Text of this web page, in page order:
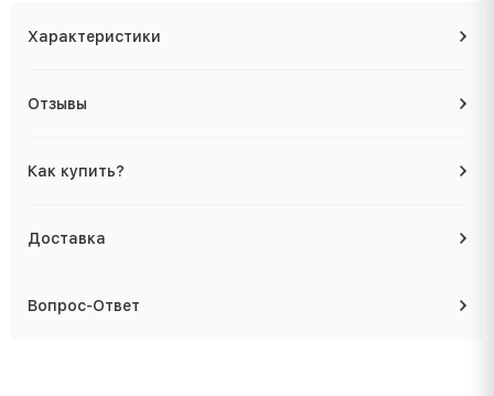
Характеристики
Отзывы
Как купить?
Доставка
Вопрос-Ответ